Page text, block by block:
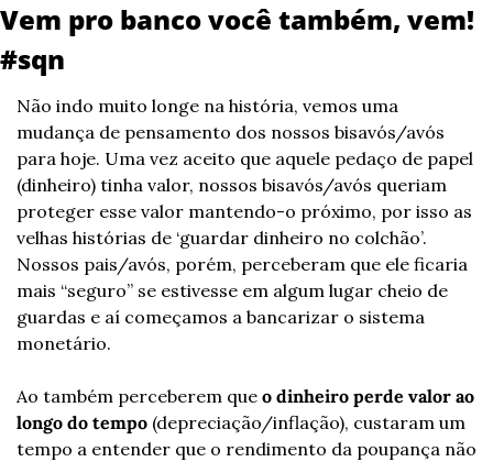
Vem pro banco você também, vem!
#sqn
Não indo muito longe na história, vemos uma
mudança de pensamento dos nossos bisavós/avós
para hoje. Uma vez aceito que aquele pedaço de papel
(dinheiro) tinha valor, nossos bisavós/avós queriam
proteger esse valor mantendo-o próximo, por isso as
velhas histórias de ‘guardar dinheiro no colchão’.
Nossos pais/avós, porém, perceberam que ele ficaria
mais “seguro” se estivesse em algum lugar cheio de
guardas e aí começamos a bancarizar o sistema
monetário.
Ao também perceberem que o dinheiro perde valor ao
longo do tempo (depreciação/inflação), custaram um
tempo a entender que o rendimento da poupança não